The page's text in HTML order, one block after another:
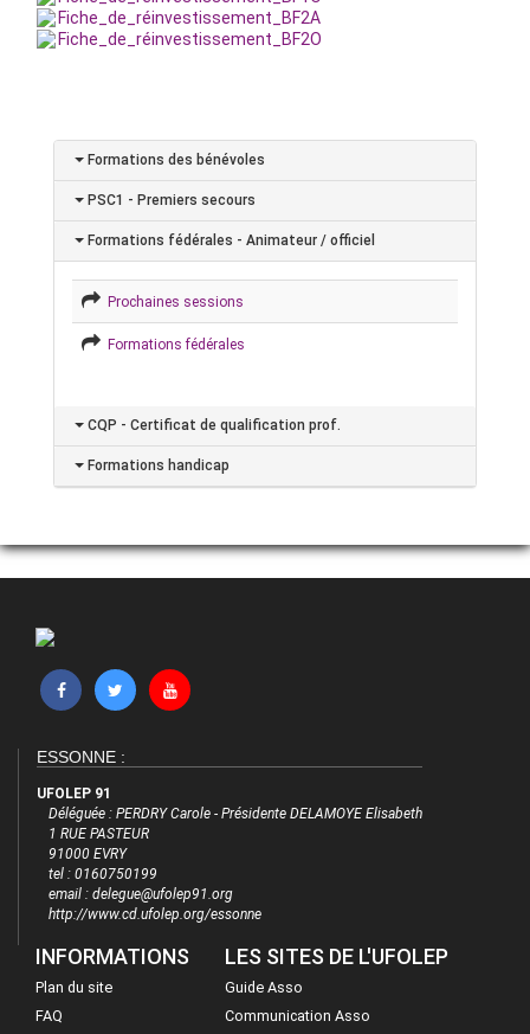
Fiche_de_réinvestissement_BF2A
Fiche_de_réinvestissement_BF2O
Formations des bénévoles
PSC1 - Premiers secours
Formations fédérales - Animateur / officiel
Prochaines sessions
Formations fédérales
CQP - Certificat de qualification prof.
Formations handicap
ESSONNE :
UFOLEP 91
Déléguée : PERDRY Carole - Présidente DELAMOYE Elisabeth
1 RUE PASTEUR
91000 EVRY
tel : 0160750199
email : delegue@ufolep91.org
http://www.cd.ufolep.org/essonne
INFORMATIONS
Plan du site
FAQ
LES SITES DE L'UFOLEP
Guide Asso
Communication Asso